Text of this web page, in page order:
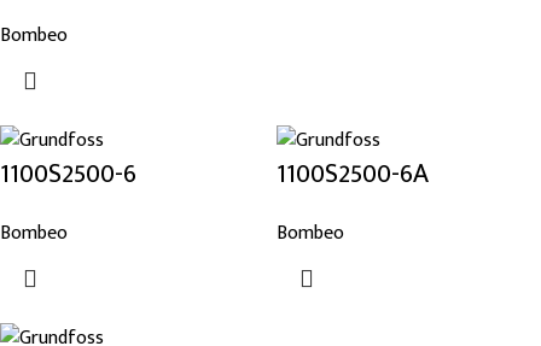
Bombeo
1100S2500-6
Bombeo
1100S2500-6A
Bombeo